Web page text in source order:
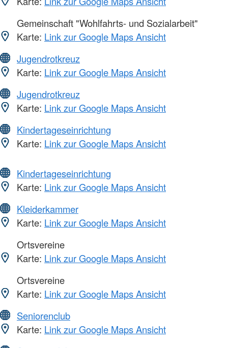
Gemeinschaft "Wohlfahrts- und Sozialarbeit"
Karte: Link zur Google Maps Ansicht
Jugendrotkreuz
Karte: Link zur Google Maps Ansicht
Jugendrotkreuz
Karte: Link zur Google Maps Ansicht
Kindertageseinrichtung
Karte: Link zur Google Maps Ansicht
Kindertageseinrichtung
Karte: Link zur Google Maps Ansicht
Kleiderkammer
Karte: Link zur Google Maps Ansicht
Ortsvereine
Karte: Link zur Google Maps Ansicht
Ortsvereine
Karte: Link zur Google Maps Ansicht
Seniorenclub
Karte: Link zur Google Maps Ansicht